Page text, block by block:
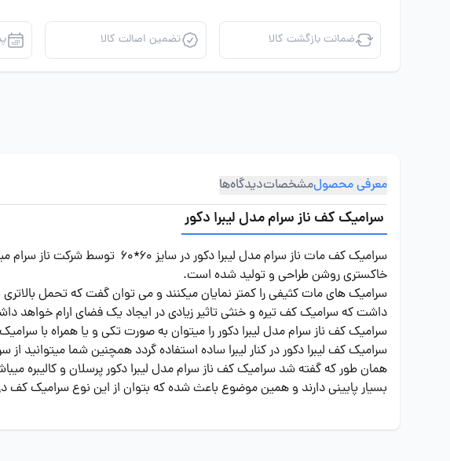
ضمانت بازگشت کالا تضمین اصالت کالا
معرفی محصولمشخصاتدیدگاه‌ها
سرامیک کف ناز سرام مدل لیبرا دکور
سرامیک کف مات ناز سرام مدل
خاکستری روشن طراحی و تولید شده است.
سرامیک های مات کثیفی را کمتر نمایان میکنند و می توان گفت که تحمل
داشت که سرامیک کف تیره و خنثی تاثیر زیادی در ایجاد یک فضای ارام خواهد
سرامیک کف ناز سرام مدل لیبرا دکور را میتوان به صورت تکی و یا همراه با
سرامیک کف لیبرا دکور در کنار لیبرا ساده استفاده گردد همچنین شما میتوانید
همان طور که گفته شد سرامیک کف ناز سرام مدل لیبرا دکور پرسلان و
بسیار پایینی دارند و همین موضوع باعث شده که بتوان از این نوع سرامیک کف